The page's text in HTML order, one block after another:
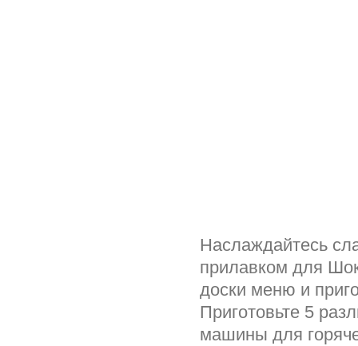
Наслаждайтесь
прилавком для
доски меню и
Приготовьте 5
машины для